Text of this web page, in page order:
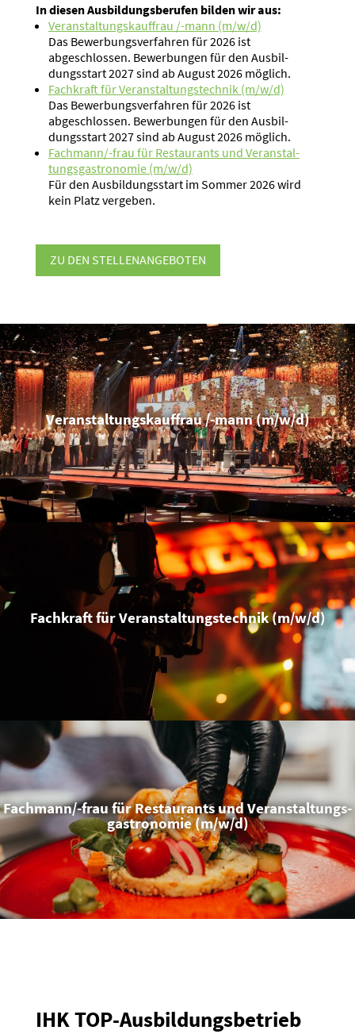
In diesen Ausbil­dungs­be­rufen bilden wir aus:
Veran­stal­tungs­kauffrau /-mann (m/w/d)
Das Bewer­bungs­ver­fahren für 2026 ist
abgeschlossen. Bewer­bungen für den Ausbil­
dungs­start 2027 sind ab August 2026 möglich.
Fachkraft für Veran­stal­tungs­technik (m/w/d)
Das Bewer­bungs­ver­fahren für 2026 ist
abgeschlossen. Bewer­bungen für den Ausbil­
dungs­start 2027 sind ab August 2026 möglich.
Fachmann/-frau für Restau­rants und Veran­stal­
tungs­gas­tro­nomie (m/w/d)
Für den Ausbil­dungs­start im Sommer 2026 wird
kein Platz vergeben.
ZU DEN STELLEN­AN­GE­BOTEN
Veran­stal­tungs­kauffrau /-mann (m/w/d)
Fachkraft für Veran­stal­tungs­technik (m/w/d)
Fachmann/-frau für Restau­rants und Veran­stal­tungs­
gas­tro­nomie (m/w/d)
IHK TOP-Ausbil­dungs­be­trieb